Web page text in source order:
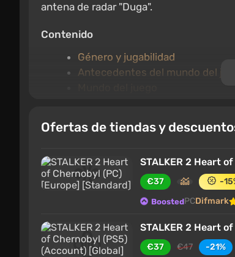
antena de radar "Duga".
Contenido
Género y jugabilidad
Antecedentes del mundo del
Juego en solitario
Características importantes
Género y jugabilidad
Ofertas de tiendas y
STALKER 2 Heart
€37 -
BoostedPCDifmark
STALKER 2 Heart
€37 €47 -21%